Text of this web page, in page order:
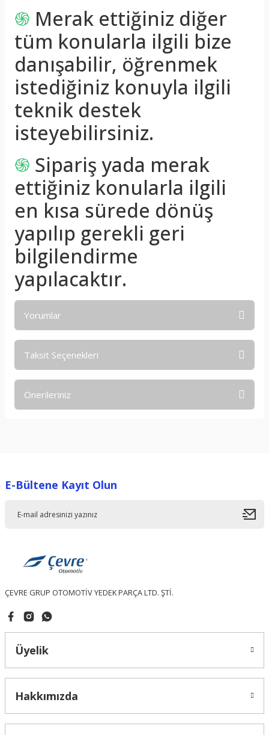
֍ Merak ettiğiniz diğer
tüm konularla ilgili bize
danışabilir, öğrenmek
istediğiniz konuyla ilgili
teknik destek
isteyebilirsiniz.
֍ Sipariş yada merak
ettiğiniz konularla ilgili
en kısa sürede dönüş
yapılıp gerekli geri
bilgilendirme
yapılacaktır.
Yorumlar
Taksit Seçenekleri
Önerileriniz
Ürün resmi kalitesiz, bozuk veya görüntülenemiyor.
Bu ürüne benzer farklı alternatifler olmalı.
Gönder
E-Bültene Kayıt Olun
ÇEVRE GRUP OTOMOTİV YEDEK PARÇA LTD. ŞTİ.
Üyelik
Hakkımızda